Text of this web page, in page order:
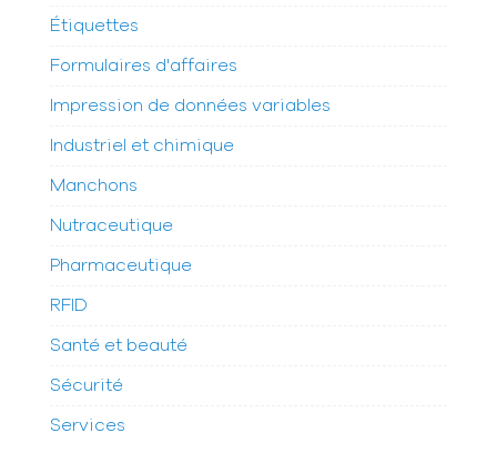
Étiquettes
Formulaires d'affaires
Impression de données variables
Industriel et chimique
Manchons
Nutraceutique
Pharmaceutique
RFID
Santé et beauté
Sécurité
Services